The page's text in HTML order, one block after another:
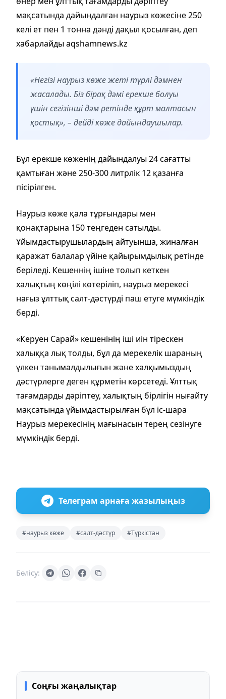
мақсатында дайындалған наурыз көжесіне 250
келі ет пен 1 тонна дәнді дақыл қосылған, деп
хабарлайды aqshamnews.kz
«Негізі наурыз көже жеті түрлі дәмнен
жасалады. Біз бірақ дәмі ерекше болуы
үшін сегізінші дәм ретінде құрт малтасын
қостық», – дейді көже дайындаушылар.
Бұл ерекше көженің дайындалуы 24 сағатты
қамтыған және 250-300 литрлік 12 қазанға
пісірілген.
Наурыз көже қала тұрғындары мен
қонақтарына 150 теңгеден сатылды.
Ұйымдастырушылардың айтуынша, жиналған
қаражат балалар үйіне қайырымдылық ретінде
беріледі. Кешеннің ішіне толып кеткен
халықтың көңілі көтеріліп, наурыз мерекесі
нағыз ұлттық салт-дәстүрді паш етуге мүмкіндік
берді.
«Керуен Сарай» кешенінің іші иін тірескен
халыққа лық толды, бұл да мерекелік шараның
үлкен танымалдылығын және халқымыздың
дәстүрлерге деген құрметін көрсетеді. Ұлттық
тағамдарды дәріптеу, халықтың бірлігін нығайту
мақсатында ұйымдастырылған бұл іс-шара
Наурыз мерекесінің мағынасын терең сезінуге
мүмкіндік берді.
Телеграм арнаға жазылыңыз
#наурыз көже #салт-дәстүр #Түркістан
Бөлісу:
Соңғы жаңалықтар